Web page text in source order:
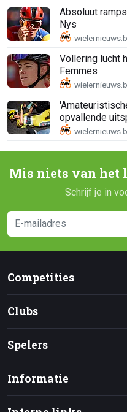
Absoluut
Nys
Vollering lucht
Femmes
opvallende
Mis niets van het
Schrijf je in
Competities
Clubs
Spelers
Informatie